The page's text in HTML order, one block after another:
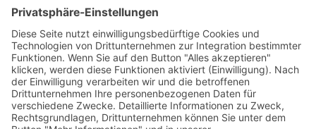
RLSO Minikalender
August 2026
Mo Di Mi Do Fr Sa
So